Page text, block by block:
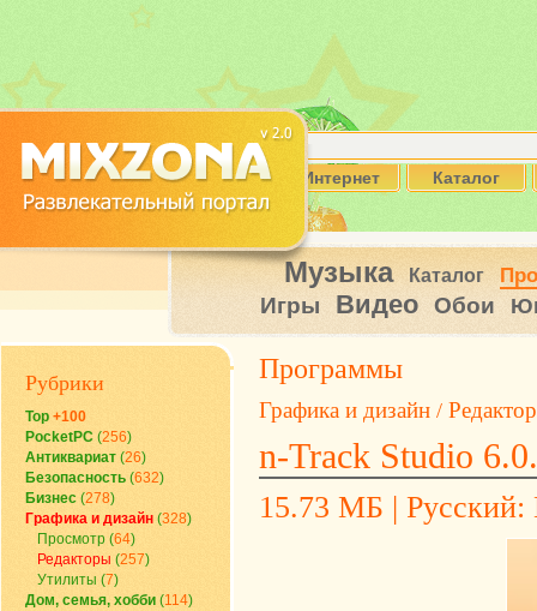
Интернет Каталог
Музыка Каталог
Игры Видео Обои
Рубрики
Top +100
PocketPC (256)
Антиквариат (26)
Безопасность (632)
Бизнес (278)
Графика и дизайн (328)
Просмотр (64)
Редакторы (257)
Утилиты (7)
Дом, семья, хобби (114)
Программы
Графика и дизайн /
n-Track Studio
15.73 МБ | Русский: